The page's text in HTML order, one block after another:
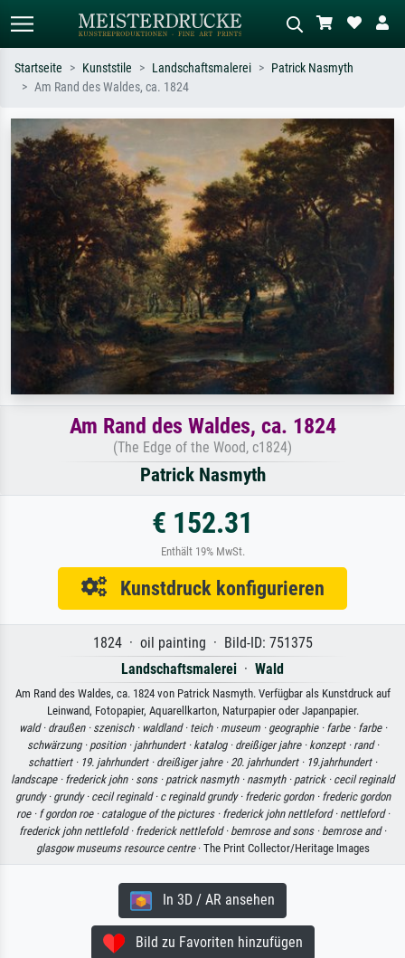
Suchen Sie nach Künstlern, Werktiteln
oder Stilen – z.B. Monet,
Sternennacht, Impressionismus, Welle
Hokusai, Akt.
Beschreiben Sie die Szene – z.B. Grüne
Wiese, Abstrakt mit viel Rot, Dunkles
Ölgemälde, Stehender Akt neben einem
Baum.
Startseite Kunststile Landschaftsmalerei
Patrick Nasmyth
Am Rand des Waldes, ca. 1824
Am Rand des Waldes, ca. 1824
(The Edge of the Wood, c1824)
Patrick Nasmyth
€ 152.31
Enthält 19% MwSt.
Kunstdruck konfigurieren
1824 · oil painting · Bild-ID: 751375
Landschaftsmalerei · Wald
Am Rand des Waldes, ca. 1824 von Patrick Nasmyth. Verfügbar als Kunstdruck auf
Leinwand, Fotopapier, Aquarellkarton, Naturpapier oder Japanpapier.
wald · draußen · szenisch · waldland · teich · museum · geographie · farbe · farbe ·
schwärzung · position · jahrhundert · katalog · dreißiger jahre · konzept · rand ·
schattiert · 19. jahrhundert · dreißiger jahre ·20. jahrhundert · 19.jahrhundert ·
landscape · frederick john · sons · patrick nasmyth · nasmyth · patrick · cecil reginald
grundy · grundy · cecil reginald · c reginald grundy · frederic gordon · frederic gordon
roe · f gordon roe · catalogue of the pictures · frederick john nettleford · nettleford ·
frederick john nettlefold · frederick nettlefold · bemrose and sons · bemrose and ·
glasgow museums resource centre· The Print Collector/Heritage Images
In 3D / AR ansehen
Bild zu Favoriten hinzufügen